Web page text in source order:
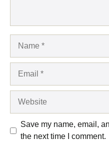
Save my name, email,
the next time I comment.